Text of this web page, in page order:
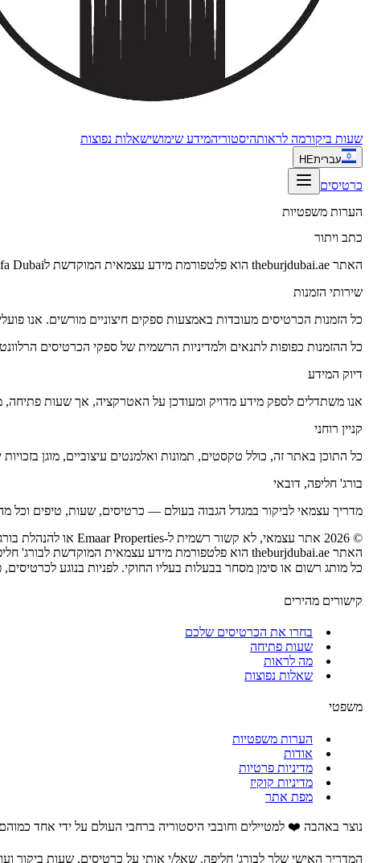
שעות ביקורמה לראותהיסטוריהמידע שימושישאלות נפוצות
עבריתHE
כרטיסים
הערות משפטיות
כתב ויתור
האתר theburjdubai.ae הוא פלטפורמת מידע עצמאית המוקדשת לBurj Khalifa Dubai.
שירותי הזמנות
כל הזמנות הכרטיסים מעובדות באמצעות ספקים חיצוניים מורשים. אנו
כל ההזמנות כפופות לתנאים ולמדיניות הרשמית של ספקי הכרטיסים
דיוק המידע
אנו משתדלים לספק מידע מדויק ומעודכן על האטרקציה, אך שעות פתיחה,
קניין רוחני
כל התוכן באתר זה, כולל טקסטים, תמונות ואלמנטים עיצוביים, מוגן
בורג' חליפה, דובאי
מדריך עצמאי לביקור במגדל הגבוה בעולם — כרטיסים, שעות, טיפים וכל מה
©
2026 אתר עצמאי, לא קשור רשמית ל‑Emaar Properties או להנהלת בורג' חליפה.
האתר theburjdubai.ae הוא פלטפורמת מידע עצמאית המוקדשת לבורג' חליפה.
כל מותג רשום או סימן מסחר בבעלות בעליו החוקי. לפניות בנוגע
קישורים מהירים
בחרו את הכרטיסים שלכם
שעות פתיחה
מה לראות
שאלות נפוצות
משפטי
הערות משפטיות
אודות
מדיניות פרטיות
מדיניות קוקיז
מפת אתר
נוצר באהבה ❤️ למטיילים וחובבי היסטוריה ברחבי העולם על ידי אחד
המדריך האישי שלך לבורג' חליפה. שאל/י אותי על כרטיסים, שעות ביקור